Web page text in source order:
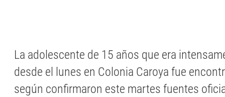
La adolescente de 15 años que era
desde el lunes en Colonia Caroya fue
según confirmaron este martes fuentes